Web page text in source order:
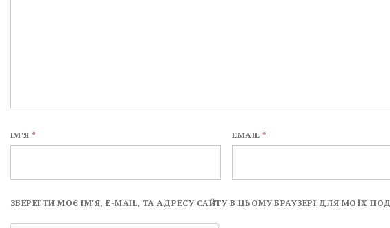
ІМ'Я* EMAIL*
ЗБЕРЕГТИ МОЄ ІМ'Я, E-MAIL, ТА АДРЕСУ САЙТУ В ЦЬОМУ БРАУЗЕРІ ДЛЯ МОЇХ